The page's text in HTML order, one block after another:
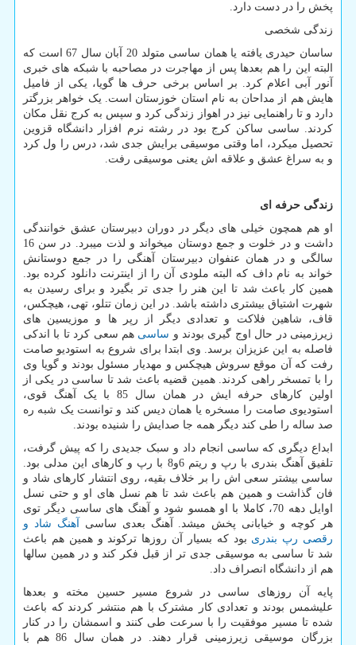
پخش را در دست دارد.
زندگی شخصی
ساسان حیدری یافته یا همان ساسی متولد 20 آبان سال 67 است که
البته این را هم بعدها پس از مهاجرت در مصاحبه با شبکه های خبری
آنور آبی اعلام کرد. بر اساس برخی حرف ها گویا، یکی از فامیل
هایش هم از مداحان به نام استان خوزستان است. یک خواهر بزرگتر
دارد و تا راهنمایی نیز در اهواز زندگی کرد و سپس به کرج نقل مکان
کردند. ساسی ساکن کرج بود در رشته نرم افزار دانشگاه قزوین
تحصیل میکرد، اما وقتی موسیقی برایش جدی شد، درس را ول کرد
و به سراغ عشق و علاقه اش یعنی موسیقی رفت.
زندگی حرفه ای
او هم همچون خیلی های دیگر در دوران دبیرستان عشق خوانندگی
داشت و در خلوت و جمع دوستان میخواند و لذت میبرد. در سن 16
سالگی و در همان عنفوان دبیرستان آهنگی را در جمع دوستانش
خواند به نام داف که البته ملودی آن را از اینترنت دانلود کرده بود.
همین کار باعث شد تا این هنر را جدی تر بگیرد و برای رسیدن به
شهرت اشتیاق بیشتری داشته باشد. در این زمان تتلو، تهی، هیچکس،
قاف، شاهین فلاکت و تعدادی دیگر از رپر ها و موزیسین های
زیرزمینی در حال اوج گیری بودند و ساسی هم سعی کرد تا با اندکی
فاصله به این عزیزان برسد. وی ابتدا برای شروع به استودیو صامت
رفت که آن موقع سروش هیچکس و مهدیار مسئول بودند و گویا وی
را با تمسخر راهی کردند. همین قضیه باعث شد تا ساسی در یکی از
اولین کارهای حرفه ایش در همان سال 85 با یک آهنگ قوی،
استودیوی صامت را مسخره یا همان دیس کند و توانست یک شبه ره
صد ساله را طی کند دیگر همه جا صدایش را شنیده بودند.
ابداع دیگری که ساسی انجام داد و سبک جدیدی را که پیش گرفت،
تلفیق آهنگ بندری با رپ و ریتم 6و8 با رپ و کارهای این مدلی بود.
ساسی بیشتر سعی اش را بر خلاف بقیه، روی انتشار کارهای شاد و
فان گذاشت و همین هم باعث شد تا هم نسل های او و حتی نسل
اوایل دهه 70، کاملا با او همسو شود و آهنگ های ساسی دیگر توی
هر کوچه و خیابانی پخش میشد. آهنگ بعدی ساسی
آهنگ شاد و
رقصی رپ بندری بود که بسیار آن روزها ترکوند و همین هم باعث
شد تا ساسی به موسیقی جدی تر از قبل فکر کند و در همین سالها
هم از دانشگاه انصراف داد.
پایه آن روزهای ساسی در شروع مسیر حسین مخته و بعدها
علیشمس بودند و تعدادی کار مشترک با هم منتشر کردند که باعث
شده تا مسیر موفقیت را با سرعت طی کنند و اسمشان را در کنار
بزرگان موسیقی زیرزمینی قرار دهند. در همان سال 86 هم با